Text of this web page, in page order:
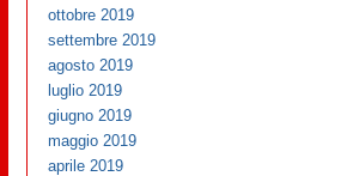
ottobre 2019
settembre 2019
agosto 2019
luglio 2019
giugno 2019
maggio 2019
aprile 2019